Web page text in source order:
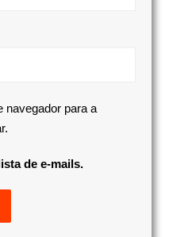
navegador para a
de e-mails.